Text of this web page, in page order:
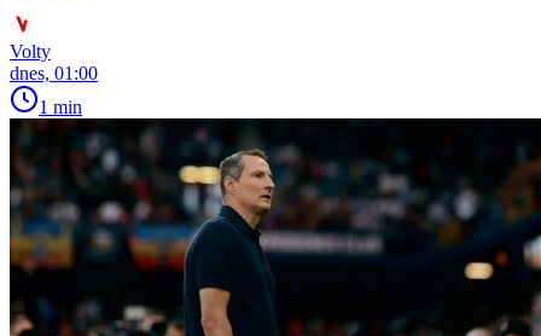
Volty
dnes, 01:00
1 min